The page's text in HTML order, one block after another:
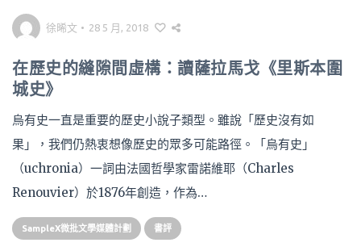
徐晞文 • 28 5 月, 2018
在歷史的縫隙間虛構：讀薩拉馬戈《里斯本圍
城史》
烏有史一直是重要的歷史小說子類型。雖說「歷史沒有如
果」，我們仍熱衷想像歷史的眾多可能路徑。「烏有史」
（uchronia）一詞由法國哲學家雷諾維耶（Charles
Renouvier）於1876年創造，作為…
SampleX微批文學媒體計劃 書評